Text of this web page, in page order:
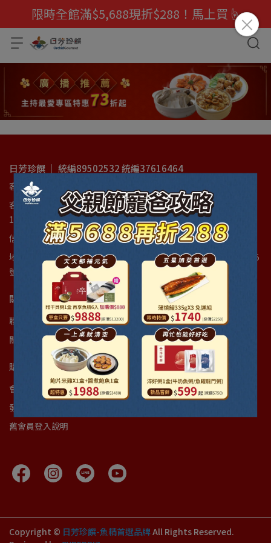
限時全館滿$5,688現折$288！馬上買☝️
日芳珍饌 ｜ 統編89502532 統編37616464
客服專線：(06)3842277
客服時間：週一至週五(國定假日例外)08:00am~12:00am｜
13:00pm~17:00pm
信箱：ts@topseafood.com.tw
地址：台南市安南區工業五路22號，(門市)台南市中西區新美街145
號
關於我們
聯絡我們 銷售據點 近期展售 安心認證 產品責任險 日芳食譜
關於我們 客服中心
購物常見問題Q&A
會員福利制度 配送及貨運 退換貨及退款問題 優惠券Q&A
發票Q&A
舊會員登入說明
Copyright © 日芳珍饌-魚精首選品牌All Rights Reserved.